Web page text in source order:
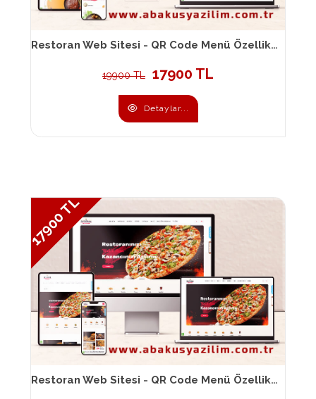
Restoran Web Sitesi - QR Code Menü Özellikli Restoran Web Sitesi 036
19900 TL 17900 TL
Detaylar...
17900 TL
Restoran Web Sitesi - QR Code Menü Özellikli Restoran Web Sitesi 037